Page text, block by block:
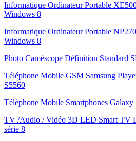
Informatique Ordinateur Portable
Windows 8
Informatique Ordinateur Portable
Windows 8
Photo Caméscope Définition Standard
Téléphone Mobile GSM Samsung
S5560
Téléphone Mobile Smartphones
TV /Audio / Vidéo 3D LED Smart TV
série 8